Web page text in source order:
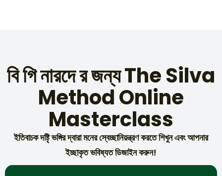
বি গি নারদে র জন্য The Silva
Method Online
Masterclass
ইতিবাচক দষ্টিৃ ভঙ্গির দ্বারা মনের স্বেচ্ছানিয়ন্ত্রণ করতে শিখুন এবং আপনার
ইচ্ছাকৃত ভবিষ্যত ডিজাইন করুন!